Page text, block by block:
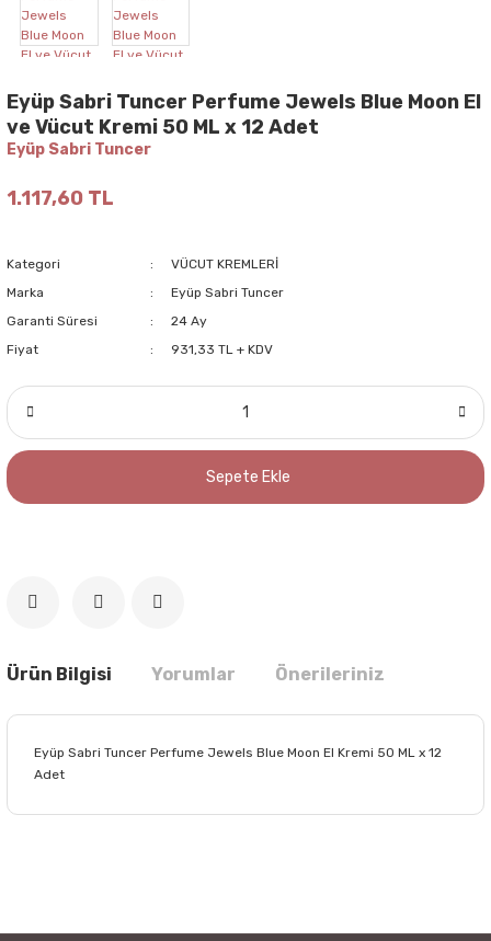
Eyüp Sabri Tuncer Perfume Jewels Blue Moon El
ve Vücut Kremi 50 ML x 12 Adet
Eyüp Sabri Tuncer
1.117,60 TL
Kategori
VÜCUT KREMLERİ
Marka
Eyüp Sabri Tuncer
Garanti Süresi
24 Ay
Fiyat
931,33 TL + KDV
Sepete Ekle
Ürün Bilgisi Yorumlar Önerileriniz
Eyüp Sabri Tuncer Perfume Jewels Blue Moon El Kremi 50 ML x 12
Adet